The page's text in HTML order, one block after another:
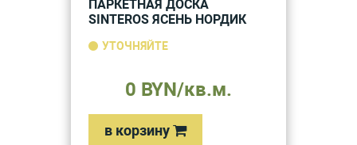
ПАРКЕТНАЯ ДОСКА
SINTEROS ЯСЕНЬ НОРДИК
УТОЧНЯЙТЕ
0 BYN/кв.м.
в корзину